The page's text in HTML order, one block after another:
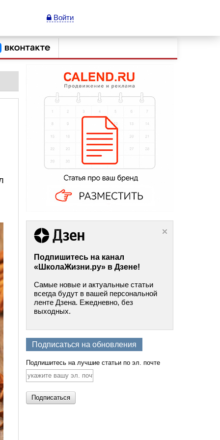
Войти
Подпишитесь на канал
«ШколаЖизни.ру» в Дзене!
Самые новые и актуальные статьи
всегда будут в вашей персональной
ленте Дзена. Ежедневно, без
выходных.
Подписаться на обновления
Подпишитесь на лучшие статьи по эл. почте